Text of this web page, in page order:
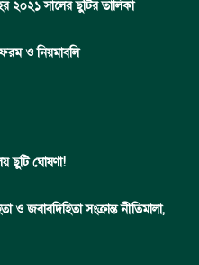
২০২১ সালের ছুটির তালিকা
ও নিয়মাবলি
ছুটি ঘোষণা!
ও জবাবদিহিতা সংক্রান্ত নীতিমালা,